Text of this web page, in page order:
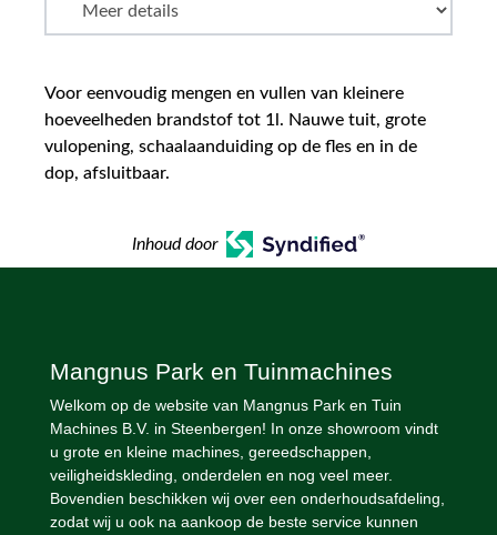
Voor eenvoudig mengen en vullen van kleinere
hoeveelheden brandstof tot 1l. Nauwe tuit, grote
vulopening, schaalaanduiding op de fles en in de
dop, afsluitbaar.
Inhoud door
Mangnus Park en Tuinmachines
Welkom op de website van Mangnus Park en Tuin
Machines B.V. in Steenbergen! In onze showroom vindt
u grote en kleine machines, gereedschappen,
veiligheidskleding, onderdelen en nog veel meer.
Bovendien beschikken wij over een onderhoudsafdeling,
zodat wij u ook na aankoop de beste service kunnen